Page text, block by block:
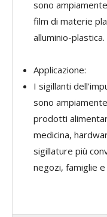
sono
film di materie
alluminio-plastica.
Applicazione:
I sigillanti
sono
prodotti
medicina,
sigillature più
negozi, famiglie